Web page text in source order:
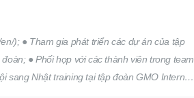
); ● Tham gia phát triển các dự án của tập
● Phối hợp với các thành viên trong team
sang Nhật training tại tập đoàn GMO Internet